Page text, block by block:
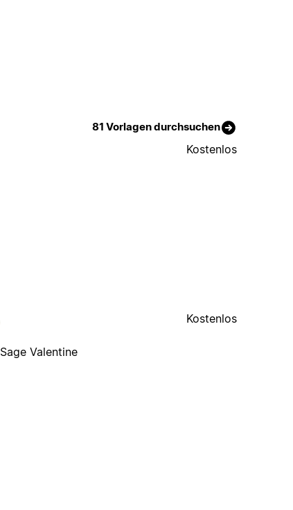
81 Vorlagen durchsuchen
Kostenlos
Sage Valentine
Kostenlos